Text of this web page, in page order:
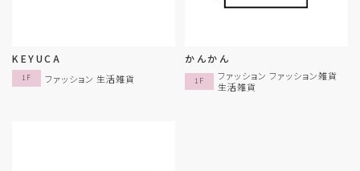
KEYUCA
1F ファッション 生活雑貨
かんかん
1F
ファッション ファッション雑貨
生活雑貨